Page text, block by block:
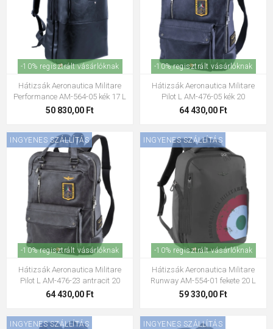
-10% regisztrált vásárlóknak
Hátizsák Aeronautica Militare
Performance AM-564-05 kék 17 L
50 830,00 Ft
-10% regisztrált vásárlóknak
Hátizsák Aeronautica Militare
Pilot L AM-476-05 kék 20
64 430,00 Ft
INGYENES SZÁLLÍTÁS
-10% regisztrált vásárlóknak
Hátizsák Aeronautica Militare
Pilot L AM-476-23 antracit 20
64 430,00 Ft
INGYENES SZÁLLÍTÁS
-10% regisztrált vásárlóknak
Hátizsák Aeronautica Militare
Runway AM-554-01 fekete 20 L
59 330,00 Ft
INGYENES SZÁLLÍTÁS INGYENES SZÁLLÍTÁS